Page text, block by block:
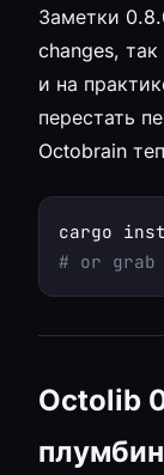
Заметки
changes,
и на
перестать
Octobrain
# or grab
Octolib